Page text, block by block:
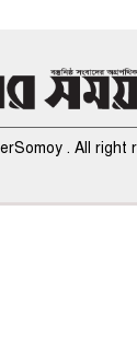
. All right